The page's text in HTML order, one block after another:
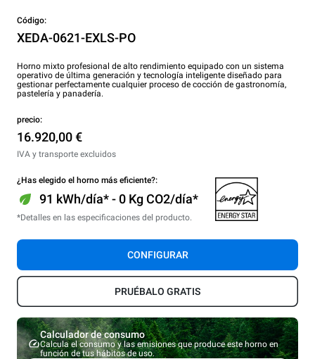
Código:
XEDA-0621-EXLS-PO
Horno mixto profesional de alto rendimiento equipado con un sistema
operativo de última generación y tecnología inteligente diseñado para
gestionar perfectamente cualquier proceso de cocción de gastronomía,
pastelería y panadería.
precio:
16.920,00 €
IVA y transporte excluidos
¿Has elegido el horno más eficiente?:
91 kWh/día* - 0 Kg CO2/día*
*Detalles en las especificaciones del producto.
CONFIGURAR
PRUÉBALO GRATIS
Calculador de consumo
Calcula el consumo y las emisiones que produce este horno en
función de tus hábitos de uso.